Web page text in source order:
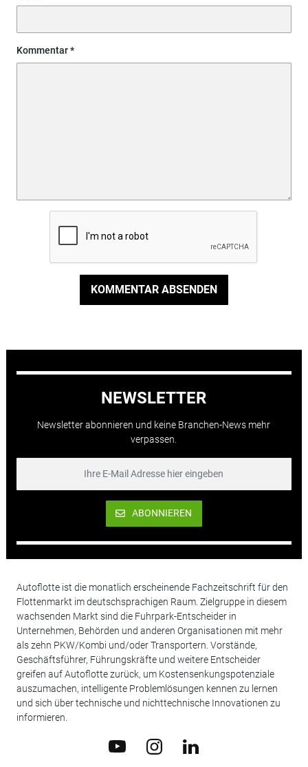
Kommentar
KOMMENTAR ABSENDEN
NEWSLETTER
Newsletter abonnieren und keine Branchen-News mehr
verpassen.
ABONNIEREN
Autoflotte ist die monatlich erscheinende Fachzeitschrift für den
Flottenmarkt im deutschsprachigen Raum. Zielgruppe in diesem
wachsenden Markt sind die Fuhrpark-Entscheider in
Unternehmen, Behörden und anderen Organisationen mit mehr
als zehn PKW/Kombi und/oder Transportern. Vorstände,
Geschäftsführer, Führungskräfte und weitere Entscheider
greifen auf Autoflotte zurück, um Kostensenkungspotenziale
auszumachen, intelligente Problemlösungen kennen zu lernen
und sich über technische und nichttechnische Innovationen zu
informieren.